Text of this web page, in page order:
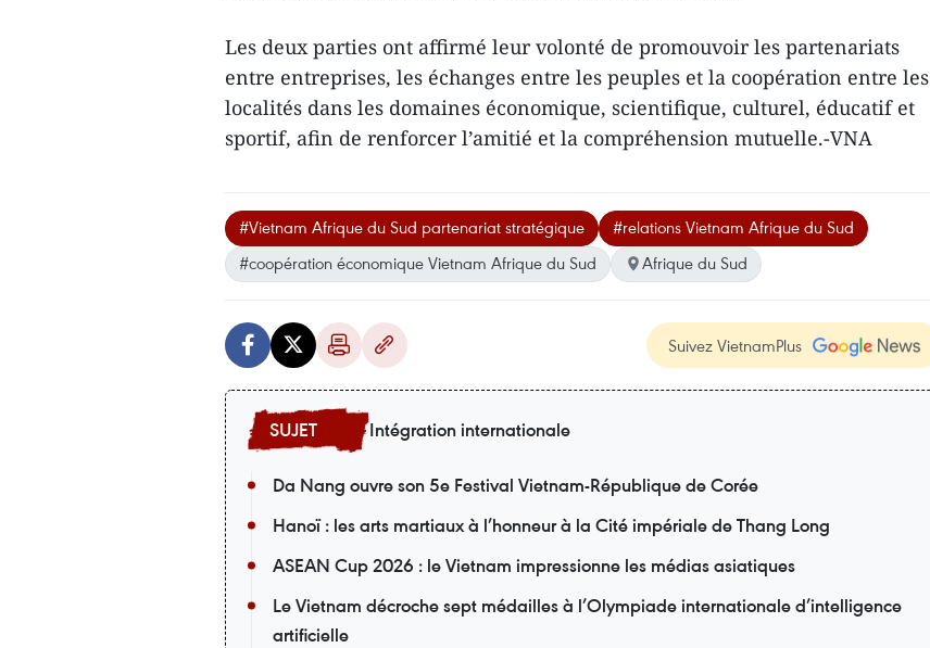
Les deux parties ont affirmé leur volonté de promouvoir les partenariats
entre entreprises, les échanges entre les peuples et la coopération entre les
localités dans les domaines économique, scientifique, culturel, éducatif et
sportif, afin de renforcer l’amitié et la compréhension mutuelle.-VNA
#Vietnam Afrique du Sud partenariat stratégique
#relations Vietnam Afrique du Sud
#coopération économique Vietnam Afrique du Sud
Afrique du Sud
Suivez VietnamPlus
Intégration internationale
Da Nang ouvre son 5e Festival Vietnam-République de Corée
Hanoï : les arts martiaux à l’honneur à la Cité impériale de Thang Long
ASEAN Cup 2026 : le Vietnam impressionne les médias asiatiques
Le Vietnam décroche sept médailles à l’Olympiade internationale d’intelligence
artificielle